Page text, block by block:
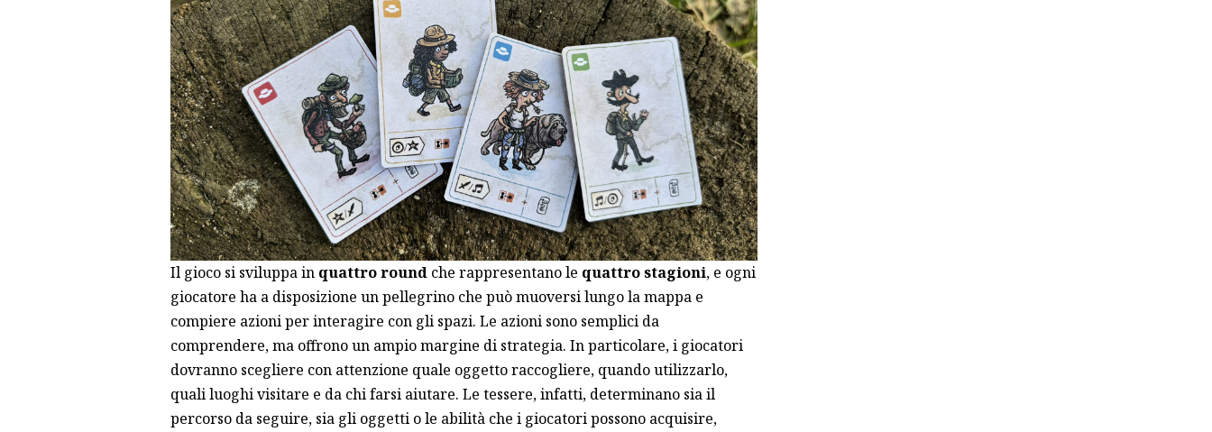
Il gioco si sviluppa in quattro roundche rappresentano le quattro stagioni, e ogni
giocatore ha a disposizione un pellegrino che può muoversi lungo la mappa e
compiere azioni per interagire con gli spazi. Le azioni sono semplici da
comprendere, ma offrono un ampio margine di strategia. In particolare, i giocatori
dovranno scegliere con attenzione quale oggetto raccogliere, quando utilizzarlo,
quali luoghi visitare e da chi farsi aiutare. Le tessere, infatti, determinano sia il
percorso da seguire, sia gli oggetti o le abilità che i giocatori possono acquisire,